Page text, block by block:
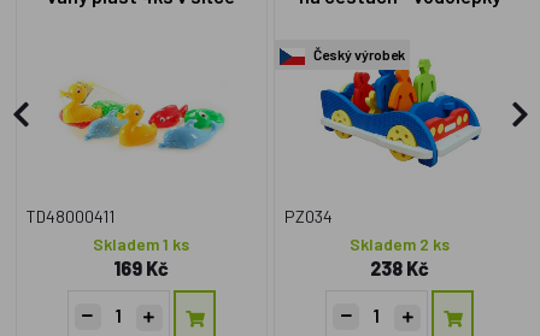
TD48000411
Skladem 1 ks
169 Kč
Český výrobek
PZ034
Skladem 2 ks
238 Kč